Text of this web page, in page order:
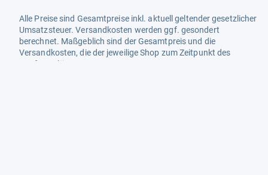
Alle Preise sind Gesamtpreise inkl. aktuell geltender gesetzlicher
Umsatzsteuer. Versandkosten werden ggf. gesondert
berechnet. Maßgeblich sind der Gesamtpreis und die
Versandkosten, die der jeweilige Shop zum Zeitpunkt des
Kaufes anbietet.